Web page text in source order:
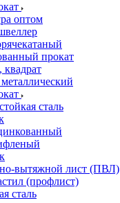
оптом
прокат
квадрат
сталь
вытяжной лист (ПВЛ)
(профлист)
сталь